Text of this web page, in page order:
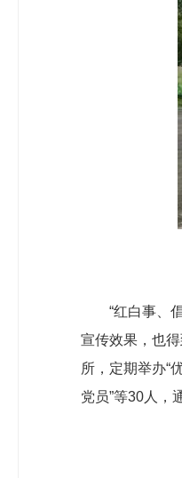
“红白事、
宣传效果，也
所，定期举办“
党员”等30人，